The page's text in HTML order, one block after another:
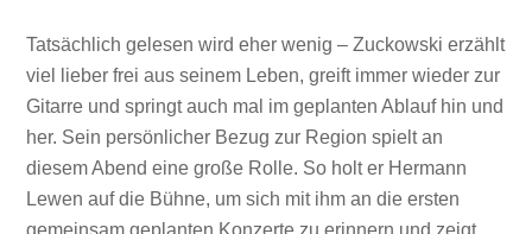
Tatsächlich gelesen wird eher wenig – Zuckowski erzählt
viel lieber frei aus seinem Leben, greift immer wieder zur
Gitarre und springt auch mal im geplanten Ablauf hin und
her. Sein persönlicher Bezug zur Region spielt an
diesem Abend eine große Rolle. So holt er Hermann
Lewen auf die Bühne, um sich mit ihm an die ersten
gemeinsam geplanten Konzerte zu erinnern und zeigt